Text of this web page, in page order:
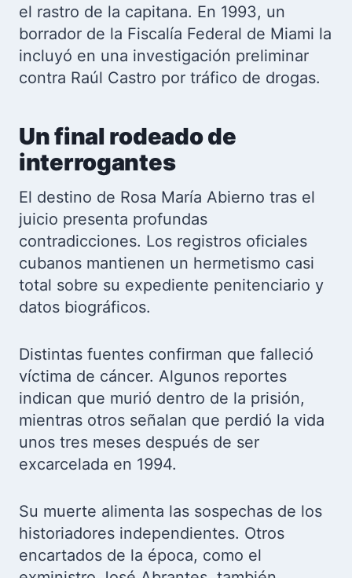
el rastro de la capitana. En 1993, un
borrador de la Fiscalía Federal de Miami la
incluyó en una investigación preliminar
contra Raúl Castro por tráfico de drogas.
Un final rodeado de
interrogantes
El destino de Rosa María Abierno tras el
juicio presenta profundas
contradicciones. Los registros oficiales
cubanos mantienen un hermetismo casi
total sobre su expediente penitenciario y
datos biográficos.
Distintas fuentes confirman que falleció
víctima de cáncer. Algunos reportes
indican que murió dentro de la prisión,
mientras otros señalan que perdió la vida
unos tres meses después de ser
excarcelada en 1994.
Su muerte alimenta las sospechas de los
historiadores independientes. Otros
encartados de la época, como el